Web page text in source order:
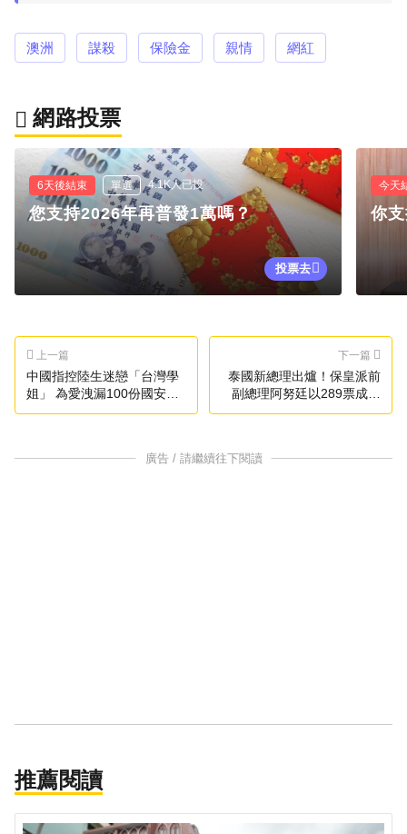
澳洲 謀殺 保險金 親情 網紅
網路投票
6天後結束 單選 4.1K人已投
您支持2026年再普發1萬嗎？
投票去
今天
你
上一篇
中國指控陸生迷戀「台灣學
姐」 為愛洩漏100份國安機
密
下一篇
泰國新總理出爐！保皇派前
副總理阿努廷以289票成功
當選
廣告 / 請繼續往下閱讀
推薦閱讀